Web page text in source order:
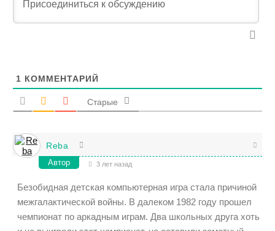
1 КОММЕНТАРИЙ
Старые
Reba
Автор 3 лет назад
Безобидная детская компьютерная игра стала причиной
межгалактической войны. В далеком 1982 году прошел
чемпионат по аркадным играм. Два школьных друга хоть